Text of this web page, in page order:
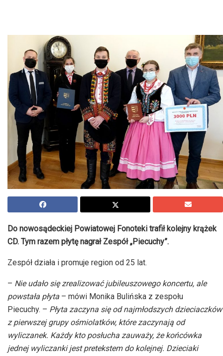
Do nowosądeckiej Powiatowej Fonoteki trafił kolejny krążek
CD. Tym razem płytę nagrał Zespół „Piecuchy”.
Zespół działa i promuje region od 25 lat.
– Nie udało się zrealizować jubileuszowego koncertu, ale
powstała płyta – mówi Monika Bulińska z zespołu
Piecuchy. – Płyta zaczyna się od najmłodszych dzieciaczków
z pierwszej grupy ośmiolatków, które zaczynają od
wyliczanek. Każdy kto posłucha zauważy, że końcówka
jednej wyliczanki jest pretekstem do kolejnej. Dzieciaki